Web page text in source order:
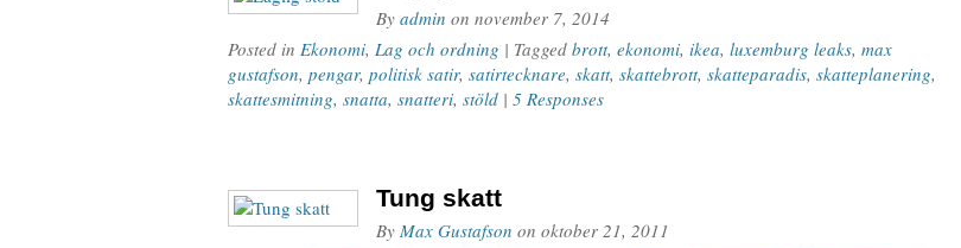
By admin on november 7, 2014
Posted in Ekonomi, Lag och ordning | Tagged brott, ekonomi, ikea, luxemburg leaks, max
gustafson, pengar, politisk satir, satirtecknare, skatt, skattebrott, skatteparadis, skatteplanering,
skattesmitning, snatta, snatteri, stöld | 5 Responses
Tung skatt
By Max Gustafson on oktober 21, 2011